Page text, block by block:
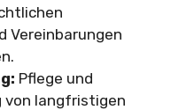
Vereinbarungen
Pflege und
langfristigen